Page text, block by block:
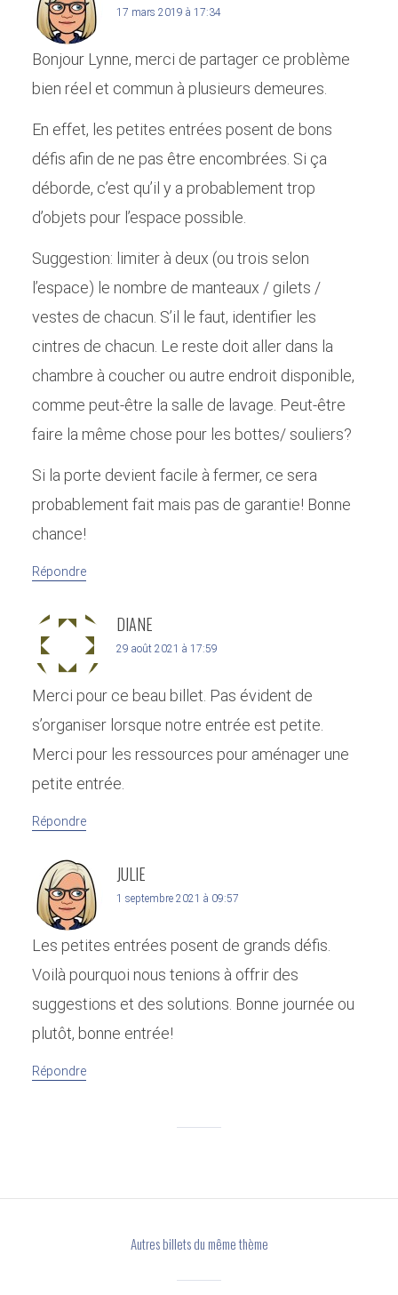
17 mars 2019 à 17:34
Bonjour Lynne, merci de partager ce problème
bien réel et commun à plusieurs demeures.
En effet, les petites entrées posent de bons
défis afin de ne pas être encombrées. Si ça
déborde, c’est qu’il y a probablement trop
d’objets pour l’espace possible.
Suggestion: limiter à deux (ou trois selon
l’espace) le nombre de manteaux / gilets /
vestes de chacun. S’il le faut, identifier les
cintres de chacun. Le reste doit aller dans la
chambre à coucher ou autre endroit disponible,
comme peut-être la salle de lavage. Peut-être
faire la même chose pour les bottes/ souliers?
Si la porte devient facile à fermer, ce sera
probablement fait mais pas de garantie! Bonne
chance!
Répondre
DIANE
29 août 2021 à 17:59
Merci pour ce beau billet. Pas évident de
s’organiser lorsque notre entrée est petite.
Merci pour les ressources pour aménager une
petite entrée.
Répondre
JULIE
1 septembre 2021 à 09:57
Les petites entrées posent de grands défis.
Voilà pourquoi nous tenions à offrir des
suggestions et des solutions. Bonne journée ou
plutôt, bonne entrée!
Répondre
Autres billets du même thème